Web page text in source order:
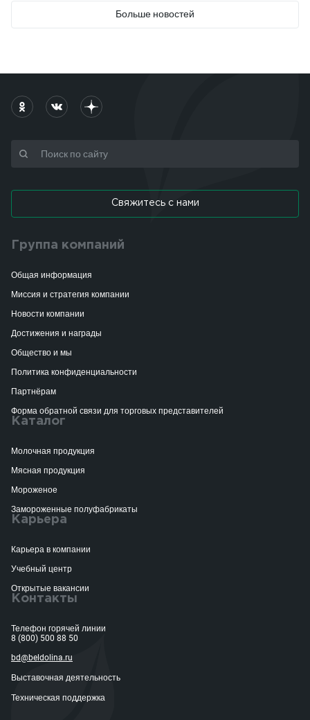
Больше новостей
Свяжитесь с нами
Группа компаний
Общая информация
Миссия и стратегия компании
Новости компании
Достижения и награды
Общество и мы
Политика конфиденциальности
Партнёрам
Форма обратной связи для торговых представителей
Каталог
Молочная продукция
Мясная продукция
Мороженое
Замороженные полуфабрикаты
Карьера
Карьера в компании
Учебный центр
Открытые вакансии
Контакты
Телефон горячей линии
8 (800) 500 88 50
bd@beldolina.ru
Выставочная деятельность
Техническая поддержка